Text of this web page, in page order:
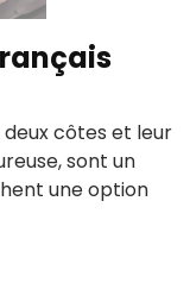
côtes et leur
sont un
une option